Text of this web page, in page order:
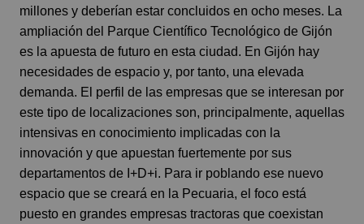
millones y deberían estar concluidos en ocho meses. La
ampliación del Parque Científico Tecnológico de Gijón
es la apuesta de futuro en esta ciudad. En Gijón hay
necesidades de espacio y, por tanto, una elevada
demanda. El perfil de las empresas que se interesan por
este tipo de localizaciones son, principalmente, aquellas
intensivas en conocimiento implicadas con la
innovación y que apuestan fuertemente por sus
departamentos de I+D+i. Para ir poblando ese nuevo
espacio que se creará en la Pecuaria, el foco está
puesto en grandes empresas tractoras que coexistan